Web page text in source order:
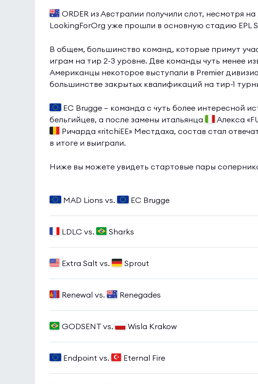
ORDER из Австралии получили слот, несмотря
LookingForOrg уже прошли в основную стадию EPL
В общем, большинство команд, которые примут
играм на тир 2-3 уровне. Две команды чуть менее
Американцы некоторое выступали в Premier
большинстве закрытых квалификаций на тир-1
EC Brugge — команда с чуть более интересной
бельгийцев, а после замены итальянца
Алекса
Ричарда «ritchiEE» Местдаха, состав стал
в итоге и выиграли.
Ниже вы можете увидеть стартовые пары
MAD Lions vs. EC Brugge
LDLC vs. Sharks
Extra Salt vs. Sprout
Renewal vs. Renegades
GODSENT vs. Wisla Krakow
Endpoint vs. Eternal Fire